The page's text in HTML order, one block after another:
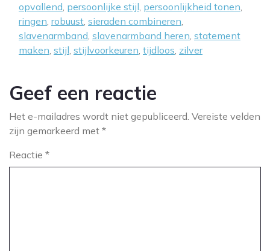
opvallend, persoonlijke stijl, persoonlijkheid tonen,
ringen, robuust, sieraden combineren,
slavenarmband, slavenarmband heren, statement
maken, stijl, stijlvoorkeuren, tijdloos, zilver
Geef een reactie
Het e-mailadres wordt niet gepubliceerd. Vereiste velden
zijn gemarkeerd met *
Reactie *